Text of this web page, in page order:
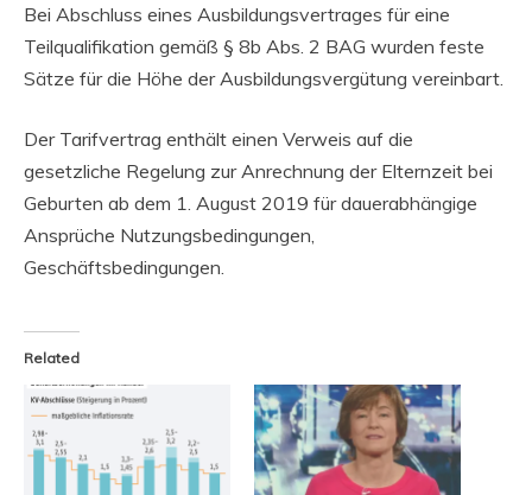
Bei Abschluss eines Ausbildungsvertrages für eine
Teilqualifikation gemäß § 8b Abs. 2 BAG wurden feste
Sätze für die Höhe der Ausbildungsvergütung vereinbart.
Der Tarifvertrag enthält einen Verweis auf die
gesetzliche Regelung zur Anrechnung der Elternzeit bei
Geburten ab dem 1. August 2019 für dauerabhängige
Ansprüche Nutzungsbedingungen,
Geschäftsbedingungen.
Related